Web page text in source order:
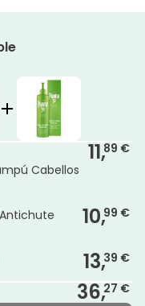
Cabellos
11,89 €
10,99 €
13,39 €
36,27 €